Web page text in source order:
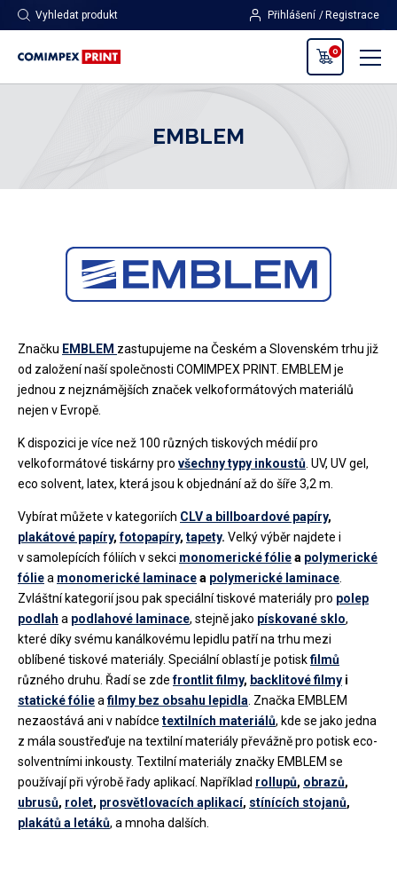
Vyhledat produkt Přihlášení Registrace
0
EMBLEM
Značku EMBLEM zastupujeme na Českém a Slovenském trhu již
od založení naší společnosti COMIMPEX PRINT. EMBLEM je
jednou z nejznámějších značek velkoformátových materiálů
nejen v Evropě.
K dispozici je více než 100 různých tiskových médií pro
velkoformátové tiskárny pro všechny typy inkoustů . UV, UV gel,
eco solvent, latex, která jsou k objednání až do šíře 3,2 m.
Vybírat můžete v kategoriích CLV a billboardové papíry,
plakátové papíry,fotopapíry, tapety. Velký výběr najdete i
v samolepících fóliích v sekci monomerické fóliea polymerické
fóliea monomerické laminacea polymerické laminace
Zvláštní kategorií jsou pak speciální tiskové materiály pro polep
podlah a podlahové laminace, stejně jako pískované sklo,
které díky svému kanálkovému lepidlu patří na trhu mezi
oblíbené tiskové materiály. Speciální oblastí je potiskfilmů
různého druhu. Řadí se zdefrontlit filmy, backlitové filmy i
statické fólieafilmy bez obsahu lepidla . Značka EMBLEM
nezaostává ani v nabídce textilních materiálů, kde se jako jedna
z mála soustřeďuje na textilní materiály převážně pro potisk eco-
solventními inkousty. Textilní materiály značky EMBLEM se
používají při výrobě řady aplikací. Například rollupů, obrazů,
ubrusů, rolet, prosvětlovacích aplikací, stínících stojanů,
plakátů a letáků, a mnoha dalších.